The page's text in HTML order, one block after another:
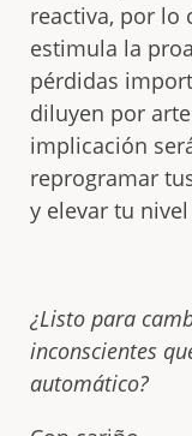
reactiva, por lo
estimula la
pérdidas
diluyen por
implicación
reprogramar
y elevar tu
¿Listo para
inconscientes
automático?